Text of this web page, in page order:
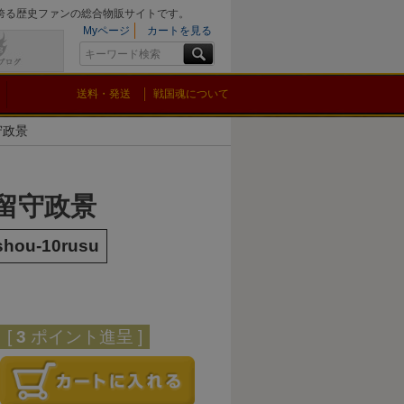
歴史ファンの総合物販サイトです。
Myページ
カートを見る
送料・発送 戦国魂について
景
守政景
10rusu
[ 3 ポイント進呈 ]